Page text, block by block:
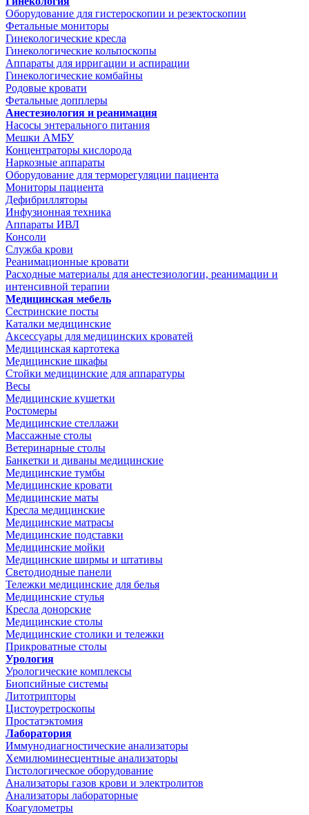
Оборудование для гистероскопии и резектоскопии
Фетальные мониторы
Гинекологические кресла
Гинекологические кольпоскопы
Аппараты для ирригации и аспирации
Гинекологические комбайны
Родовые кровати
Фетальные допплеры
Анестезиология и реанимация
Насосы энтерального питания
Мешки АМБУ
Концентраторы кислорода
Наркозные аппараты
Оборудование для терморегуляции пациента
Мониторы пациента
Дефибрилляторы
Инфузионная техника
Аппараты ИВЛ
Консоли
Служба крови
Реанимационные кровати
Расходные материалы для анестезиологии, реанимации и
интенсивной терапии
Медицинская мебель
Сестринские посты
Каталки медицинские
Аксессуары для медицинских кроватей
Медицинская картотека
Медицинские шкафы
Стойки медицинские для аппаратуры
Весы
Медицинские кушетки
Ростомеры
Медицинские стеллажи
Массажные столы
Ветеринарные столы
Банкетки и диваны медицинские
Медицинские тумбы
Медицинские кровати
Медицинские маты
Кресла медицинские
Медицинские матрасы
Медицинские подставки
Медицинские мойки
Медицинские ширмы и штативы
Светодиодные панели
Тележки медицинские для белья
Медицинские стулья
Кресла донорские
Медицинские столы
Медицинские столики и тележки
Прикроватные столы
Урология
Урологические комплексы
Биопсийные системы
Литотрипторы
Цистоуретроскопы
Простатэктомия
Лаборатория
Иммунодиагностические анализаторы
Хемилюминесцентные анализаторы
Гистологическое оборудование
Анализаторы газов крови и электролитов
Анализаторы лабораторные
Коагулометры